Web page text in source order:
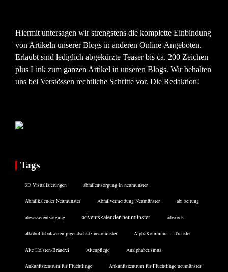
Hiermit untersagen wir strengstens die komplette Einbindung
von Artikeln unserer Blogs in anderen Online-Angeboten.
Erlaubt sind lediglich abgekürzte Teaser bis ca. 200 Zeichen
plus Link zum ganzen Artikel in unseren Blogs. Wir behalten
uns bei Verstössen rechtliche Schritte vor. Die Redaktion!
Tags
3D Visualisierungen abfallentsorgung in neumünster
Abfallkalender Neumünster Abfallvermeidung Neumünster abi zeitung
abwasserentsorgung adventskalender neumünster adwords
alkohol tabakwaren jugendschutz neumünster AlphaKommunal – Transfer
Alte Holsten-Brauerei Altenpflege Analphabetismus
Ankunftszentrum für Flüchtlinge Ankunftszentrum für Flüchtlinge neumünster